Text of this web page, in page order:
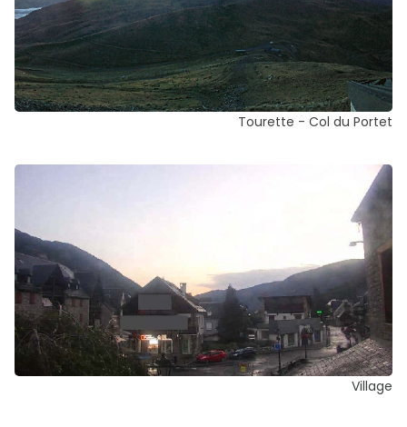
Tourette - Col du Portet
Village